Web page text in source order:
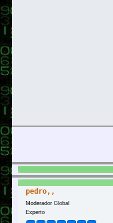
pedro,,
Moderador Global
Experto